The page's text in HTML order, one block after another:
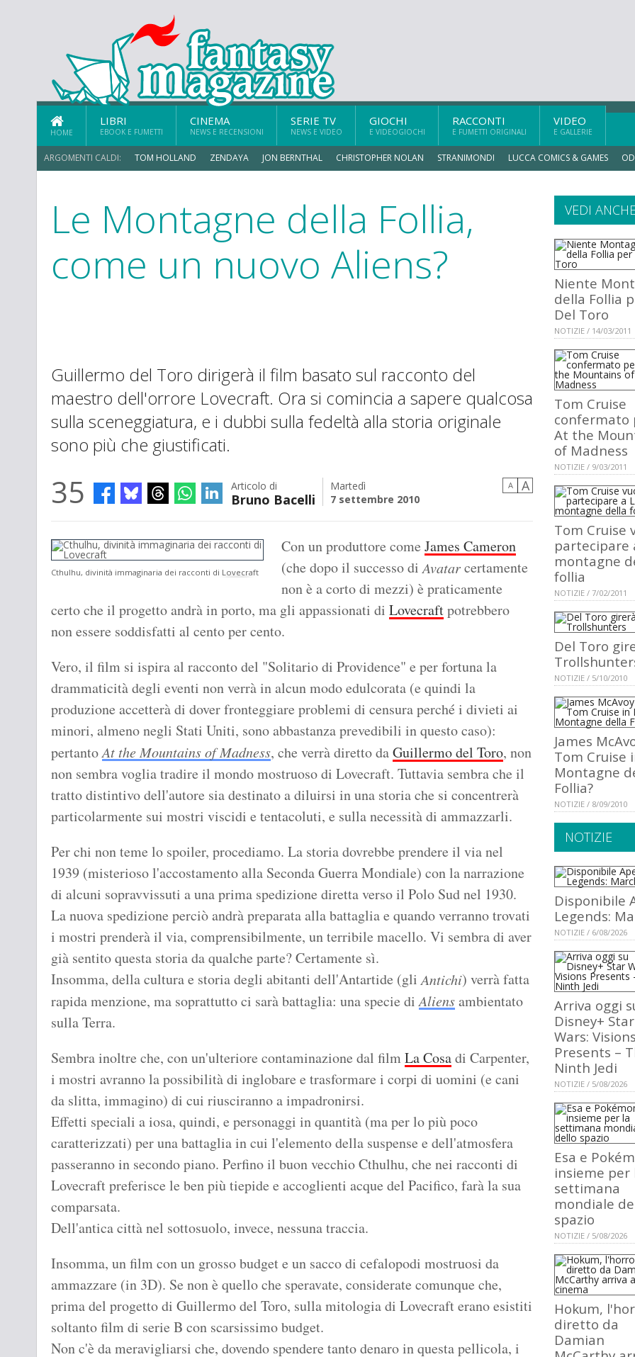
HOME
LIBRI
EBOOK E FUMETTI
CINEMA
NEWS E RECENSIONI
SERIE TV
NEWS E VIDEO
GIOCHI
E VIDEOGIOCHI
RACCONTI
E FUMETTI ORIGINALI
VIDEO
E GALLERIE
ARGOMENTI CALDI: TOM HOLLAND ZENDAYA JON BERNTHAL CHRISTOPHER NOLAN STRANIMONDI LUCCA COMICS & GAMES
Le Montagne della Follia,
come un nuovo Aliens?
Guillermo del Toro dirigerà il film basato sul racconto del
maestro dell'orrore Lovecraft. Ora si comincia a sapere qualcosa
sulla sceneggiatura, e i dubbi sulla fedeltà alla storia originale
sono più che giustificati.
35 Articolo di
Bruno Bacelli
Martedì
7 settembre 2010
A A
Cthulhu, divinità immaginaria dei racconti di Lovecraft
Con un produttore come James Cameron
(che dopo il successo di Avatarcertamente
non è a corto di mezzi) è praticamente
certo che il progetto andrà in porto, ma gli appassionati di Lovecraftpotrebbero
non essere soddisfatti al cento per cento.
Vero, il film si ispira al racconto del "Solitario di Providence" e per fortuna la
drammaticità degli eventi non verrà in alcun modo edulcorata (e quindi la
produzione accetterà di dover fronteggiare problemi di censura perché i divieti ai
minori, almeno negli Stati Uniti, sono abbastanza prevedibili in questo caso):
pertantoAt the Mountains of Madness, che verrà diretto daGuillermo del Toro, non
non sembra voglia tradire il mondo mostruoso di Lovecraft. Tuttavia sembra che il
tratto distintivo dell'autore sia destinato a diluirsi in una storia che si concentrerà
particolarmente sui mostri viscidi e tentacoluti, e sulla necessità di ammazzarli.
Per chi non teme lo spoiler, procediamo. La storia dovrebbe prendere il via nel
1939 (misterioso l'accostamento alla Seconda Guerra Mondiale) con la narrazione
di alcuni sopravvissuti a una prima spedizione diretta verso il Polo Sud nel 1930.
La nuova spedizione perciò andrà preparata alla battaglia e quando verranno trovati
i mostri prenderà il via, comprensibilmente, un terribile macello. Vi sembra di aver
già sentito questa storia da qualche parte? Certamente sì.
Insomma, della cultura e storia degli abitanti dell'Antartide (gli Antichi) verrà fatta
rapida menzione, ma soprattutto ci sarà battaglia: una specie diAliensambientato
sulla Terra.
Sembra inoltre che, con un'ulteriore contaminazione dal filmLa Cosadi Carpenter,
i mostri avranno la possibilità di inglobare e trasformare i corpi di uomini (e cani
da slitta, immagino) di cui riusciranno a impadronirsi.
Effetti speciali a iosa, quindi, e personaggi in quantità (ma per lo più poco
caratterizzati) per una battaglia in cui l'elemento della suspense e dell'atmosfera
passeranno in secondo piano. Perfino il buon vecchio Cthulhu, che nei racconti di
Lovecraft preferisce le ben più tiepide e accoglienti acque del Pacifico, farà la sua
comparsata.
Dell'antica città nel sottosuolo, invece, nessuna traccia.
Insomma, un film con un grosso budget e un sacco di cefalopodi mostruosi da
ammazzare (in 3D). Se non è quello che speravate, considerate comunque che,
prima del progetto di Guillermo del Toro, sulla mitologia di Lovecraft erano esistiti
soltanto film di serie B con scarsissimo budget.
Non c'è da meravigliarsi che, dovendo spendere tanto denaro in questa pellicola, i
VEDI ANCHE
Niente
della Follia
Del Toro
NOTIZIE / 14/03/2011
Tom Cruise
confermato
At the
of Madness
NOTIZIE / 9/03/2011
Tom Cruise
partecipare
montagne
follia
NOTIZIE / 7/02/2011
Del Toro
NOTIZIE / 5/10/2010
James
Tom Cruise
Montagne
Follia?
NOTIZIE / 8/09/2010
NOTIZIE
Disponibile
Legends:
NOTIZIE / 6/08/2026
Arriva oggi
Disney+ Star
Wars: Visions
Presents –
Ninth Jedi
NOTIZIE / 5/08/2026
Esa e
insieme per
settimana
mondiale
spazio
NOTIZIE / 5/08/2026
Hokum,
diretto da
Damian